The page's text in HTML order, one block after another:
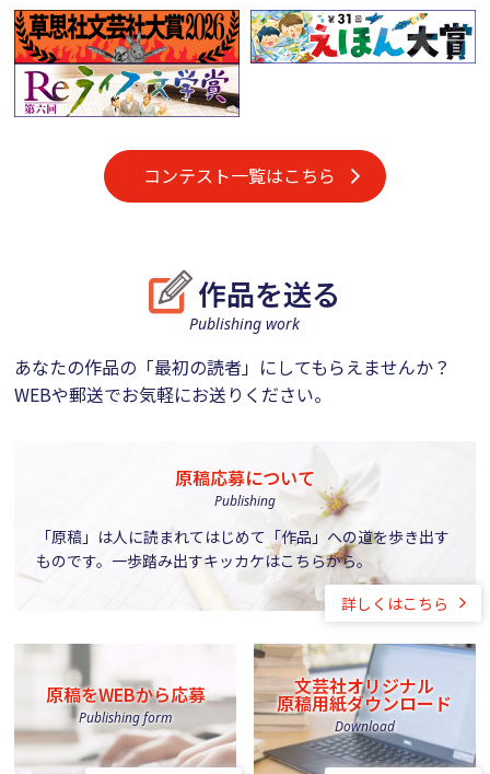
コンテスト一覧はこちら
作品を送る
Publishing work
あなたの作品の「最初の読者」にしてもらえませんか？
WEBや郵送でお気軽にお送りください。
原稿応募について
Publishing
「原稿」は人に読まれてはじめて「作品」への道を歩き出す
ものです。一歩踏み出すキッカケはこちらから。
詳しくはこちら
原稿をWEBから応募
Publishing form
文芸社オリジナル
原稿用紙ダウンロード
Download